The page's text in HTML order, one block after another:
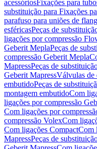
acessóriosFixações para
substituição para Fixações
parafuso para uniões de
esféricasPeças de
ligações por compressão
Geberit MeplaPeças de
compressão Geberit Mepla
MapressPeças de
Geberit MapressVálvulas de
embutidoPeças de
montagem embutidoCom
ligações por compressão
Com ligações por
compressão VolexCom
Com ligações CompactCom
MapressPeças de